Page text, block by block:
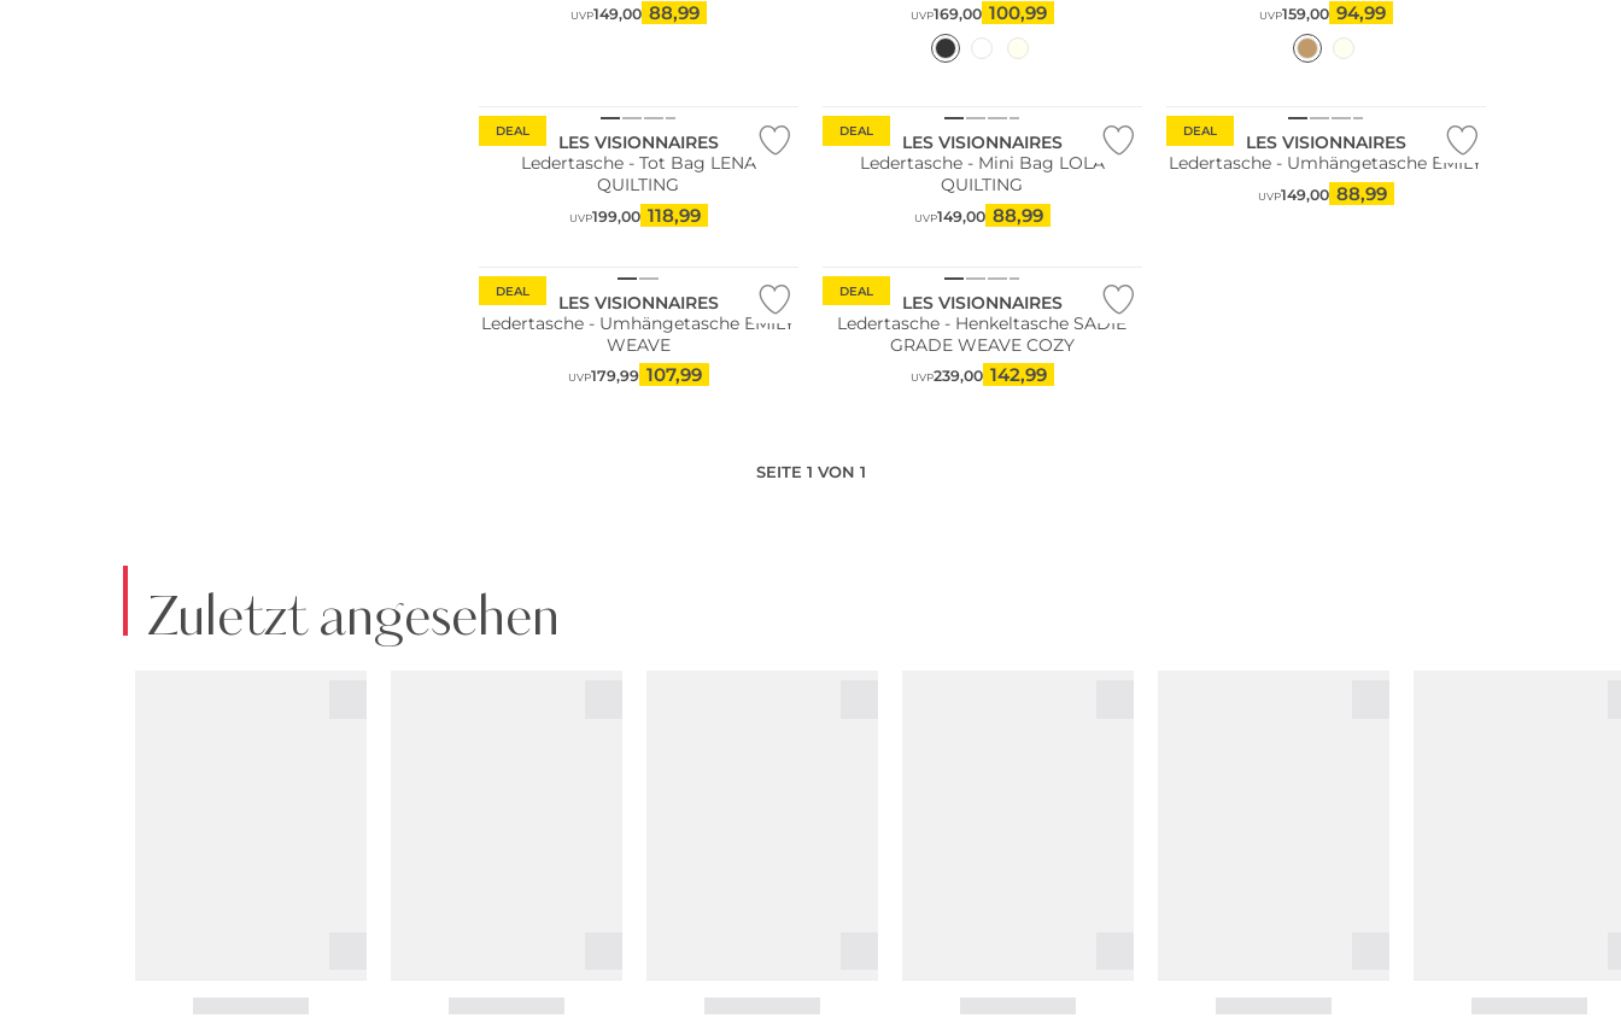
UVP149,00 88,99 UVP169,00 100,99 UVP159,00 94,99
DEAL
LES VISIONNAIRES
Ledertasche - Tot Bag LENA
QUILTING
UVP199,00 118,99
DEAL
LES VISIONNAIRES
Ledertasche - Mini Bag LOLA
QUILTING
UVP149,00 88,99
DEAL
LES VISIONNAIRES
Ledertasche - Umhängetasche EMILY
UVP149,00 88,99
DEAL
LES VISIONNAIRES
Ledertasche - Umhängetasche EMILY
WEAVE
UVP179,99 107,99
DEAL
LES VISIONNAIRES
Ledertasche - Henkeltasche SADIE
GRADE WEAVE COZY
UVP239,00 142,99
SEITE 1 VON 1
Zuletzt angesehen